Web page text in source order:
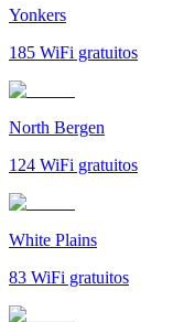
Yonkers
185 WiFi gratuitos
North Bergen
124 WiFi gratuitos
White Plains
83 WiFi gratuitos